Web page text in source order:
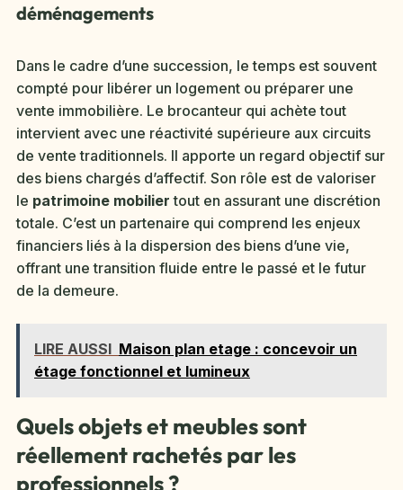
déménagements
Dans le cadre d’une succession, le temps est souvent
compté pour libérer un logement ou préparer une
vente immobilière. Le brocanteur qui achète tout
intervient avec une réactivité supérieure aux circuits
de vente traditionnels. Il apporte un regard objectif sur
des biens chargés d’affectif. Son rôle est de valoriser
le patrimoine mobilier tout en assurant une discrétion
totale. C’est un partenaire qui comprend les enjeux
financiers liés à la dispersion des biens d’une vie,
offrant une transition fluide entre le passé et le futur
de la demeure.
LIRE AUSSI Maison plan etage : concevoir un
étage fonctionnel et lumineux
Quels objets et meubles sont
réellement rachetés par les
professionnels ?